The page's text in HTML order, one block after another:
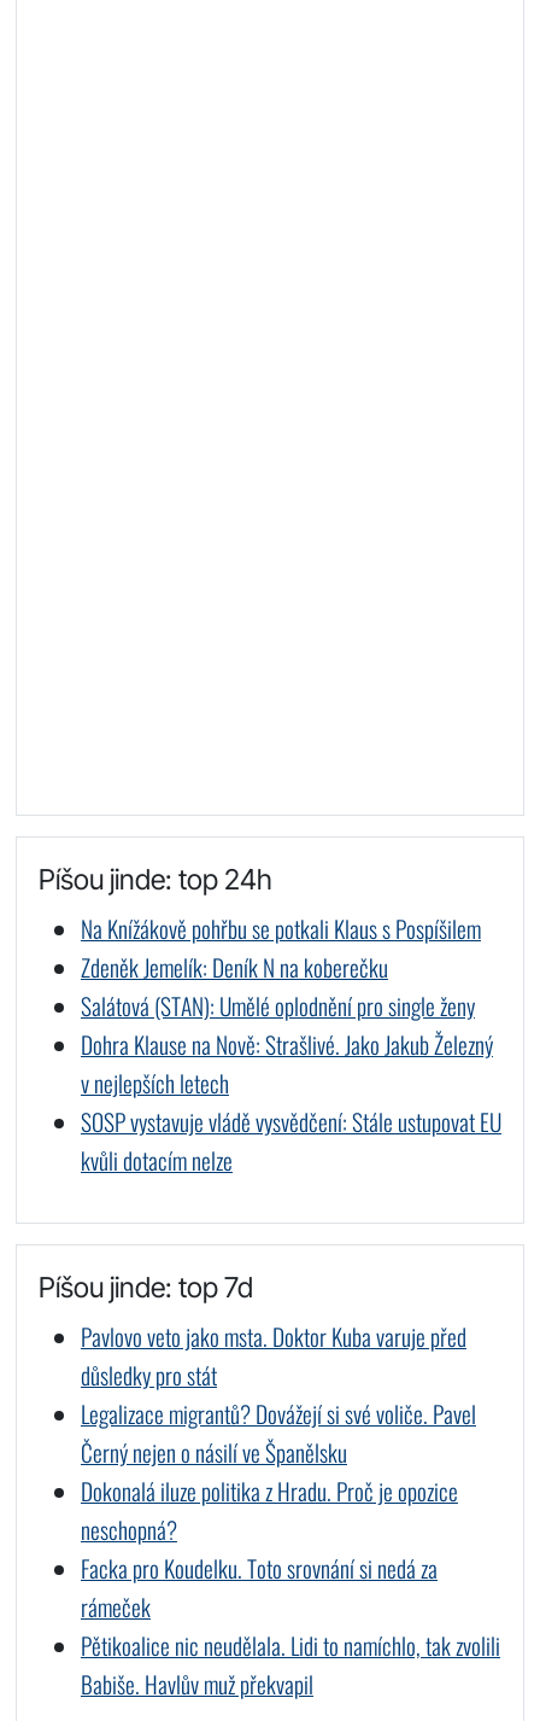
Píšou jinde: top 24h
Na Knížákově pohřbu se potkali Klaus s Pospíšilem
Zdeněk Jemelík: Deník N na koberečku
Salátová (STAN): Umělé oplodnění pro single ženy
Dohra Klause na Nově: Strašlivé. Jako Jakub Železný
v nejlepších letech
SOSP vystavuje vládě vysvědčení: Stále ustupovat EU
kvůli dotacím nelze
Píšou jinde: top 7d
Pavlovo veto jako msta. Doktor Kuba varuje před
důsledky pro stát
Legalizace migrantů? Dovážejí si své voliče. Pavel
Černý nejen o násilí ve Španělsku
Dokonalá iluze politika z Hradu. Proč je opozice
neschopná?
Facka pro Koudelku. Toto srovnání si nedá za
rámeček
Pětikoalice nic neudělala. Lidi to namíchlo, tak zvolili
Babiše. Havlův muž překvapil